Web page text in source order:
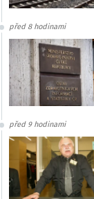
před 8 hodinami
před 9 hodinami